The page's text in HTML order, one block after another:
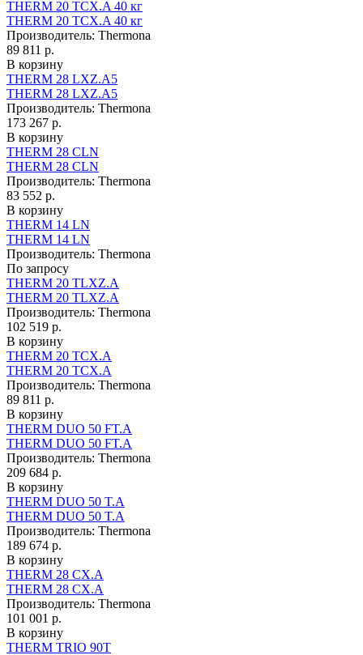
THERM 20 TCX.A 40 кг
THERM 20 TCX.A 40 кг
Производитель: Thermona
89 811 р.
В корзину
THERM 28 LXZ.A5
THERM 28 LXZ.A5
Производитель: Thermona
173 267 р.
В корзину
THERM 28 CLN
THERM 28 CLN
Производитель: Thermona
83 552 р.
В корзину
THERM 14 LN
THERM 14 LN
Производитель: Thermona
По запросу
THERM 20 TLXZ.A
THERM 20 TLXZ.A
Производитель: Thermona
102 519 р.
В корзину
THERM 20 TCX.A
THERM 20 TCX.A
Производитель: Thermona
89 811 р.
В корзину
THERM DUO 50 FT.A
THERM DUO 50 FT.A
Производитель: Thermona
209 684 р.
В корзину
THERM DUO 50 T.A
THERM DUO 50 T.A
Производитель: Thermona
189 674 р.
В корзину
THERM 28 CX.A
THERM 28 CX.A
Производитель: Thermona
101 001 р.
В корзину
THERM TRIO 90T